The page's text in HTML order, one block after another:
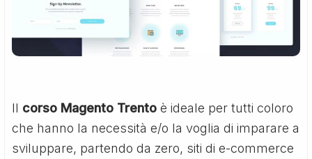
Il corso Magento Trento è ideale per tutti coloro
che hanno la necessità e/o la voglia di imparare a
sviluppare, partendo da zero, siti di e-commerce